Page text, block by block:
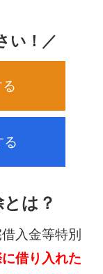
い！／
る
は？
入金等特別
に借り入れた